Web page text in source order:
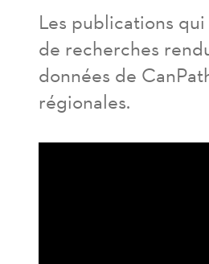
Les publications
de recherches
données de
régionales.